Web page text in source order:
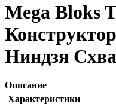
Mega Bloks
Ниндзя
Описание
Характеристики